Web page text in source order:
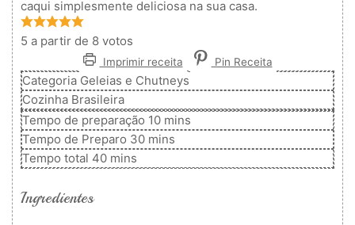
caqui simplesmente deliciosa na sua casa.
5 a partir de 8 votos
Imprimir receita Pin Receita
Categoria Geleias e Chutneys
Cozinha Brasileira
Tempo de preparação 10minutos
mins
Tempo de Preparo 30minutos
mins
Tempo total 40minutos
mins
Ingredientes